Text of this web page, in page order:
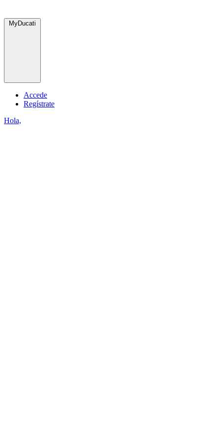
MyDucati
Accede
Regístrate
Hola,